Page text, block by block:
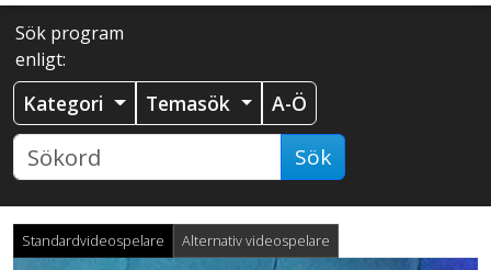
Sök program
enligt:
Kategori Temasök A-Ö
Sök
Standardvideospelare Alternativ videospelare